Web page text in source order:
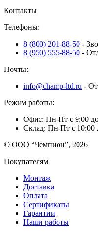
Контакты
Телефоны:
8 (800) 201-88-50 -
8 (950) 555-88-50 -
Почты:
info@champ-ltd.ru -
Режим работы:
Офис: Пн-Пт с 9:00 до
Склад: Пн-Пт с 10:00
© ООО “Чемпион”, 2026
Покупателям
Монтаж
Доставка
Оплата
Сертификаты
Гарантии
Наши работы